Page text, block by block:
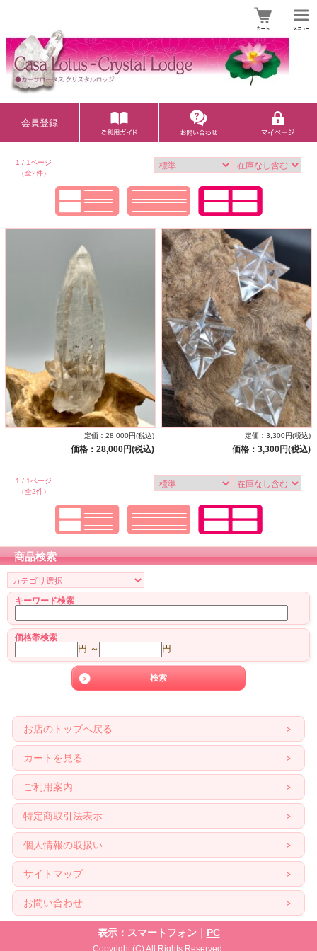
会員登録
1 / 1ページ
（全2件）
定価：28,000円(税込)
価格：28,000円(税込)
定価：3,300円(税込)
価格：3,300円(税込)
1 / 1ページ
（全2件）
商品検索
キーワード検索
価格帯検索
円 ～ 円
お店のトップへ戻る
カートを見る
ご利用案内
特定商取引法表示
個人情報の取扱い
サイトマップ
お問い合わせ
表示：スマートフォン｜ PC